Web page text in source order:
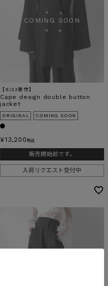
【8/23新作】
Cape design double button
jacket
ORIGINAL COMING SOON
¥13,200 税込
販売開始前です。
入荷リクエスト受付中